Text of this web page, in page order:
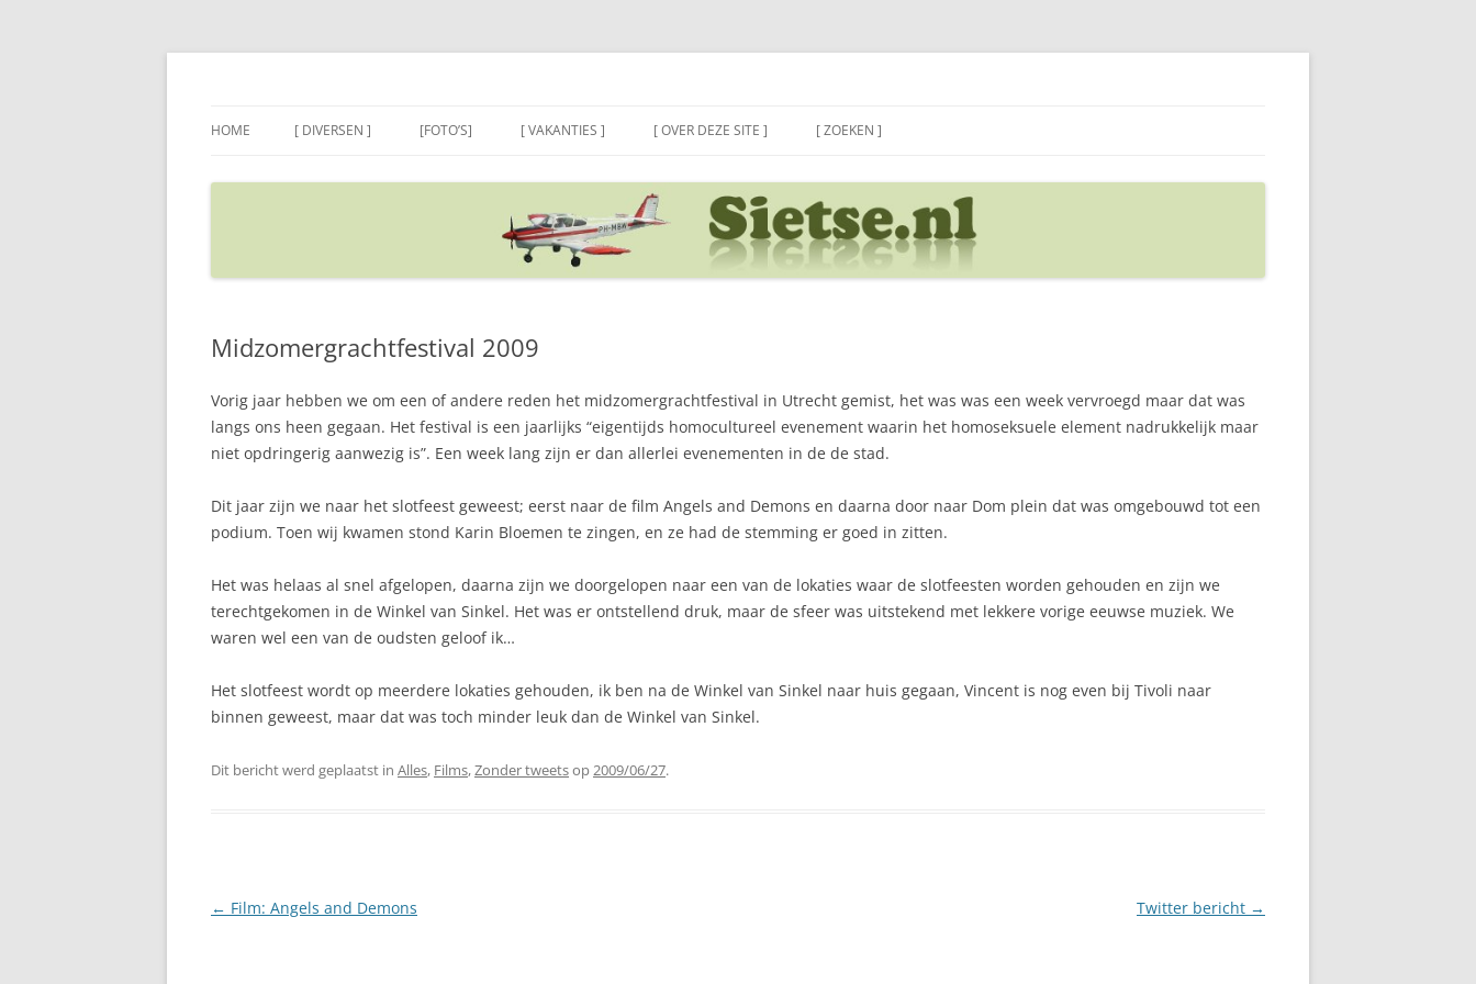
Ga
HOME [ DIVERSEN ] [FOTO’S] [ VAKANTIES ] [ OVER DEZE SITE ] [ ZOEKEN ]
Midzomergrachtfestival 2009
Vorig jaar hebben we om een of andere reden het midzomergrachtfestival in Utrecht gemist, het was was een week vervroegd maar dat was
langs ons heen gegaan. Het festival is een jaarlijks “eigentijds homocultureel evenement waarin het homoseksuele element nadrukkelijk maar
niet opdringerig aanwezig is”. Een week lang zijn er dan allerlei evenementen in de de stad.
Dit jaar zijn we naar het slotfeest geweest; eerst naar de film Angels and Demons en daarna door naar Dom plein dat was omgebouwd tot een
podium. Toen wij kwamen stond Karin Bloemen te zingen, en ze had de stemming er goed in zitten.
Het was helaas al snel afgelopen, daarna zijn we doorgelopen naar een van de lokaties waar de slotfeesten worden gehouden en zijn we
terechtgekomen in de Winkel van Sinkel. Het was er ontstellend druk, maar de sfeer was uitstekend met lekkere vorige eeuwse muziek. We
waren wel een van de oudsten geloof ik…
Het slotfeest wordt op meerdere lokaties gehouden, ik ben na de Winkel van Sinkel naar huis gegaan, Vincent is nog even bij Tivoli naar
binnen geweest, maar dat was toch minder leuk dan de Winkel van Sinkel.
Dit bericht werd geplaatst in Alles, Films,Zonder tweetsop2009/06/27.
Berichtnavigatie
← Film: Angels and Demons Twitter bericht →